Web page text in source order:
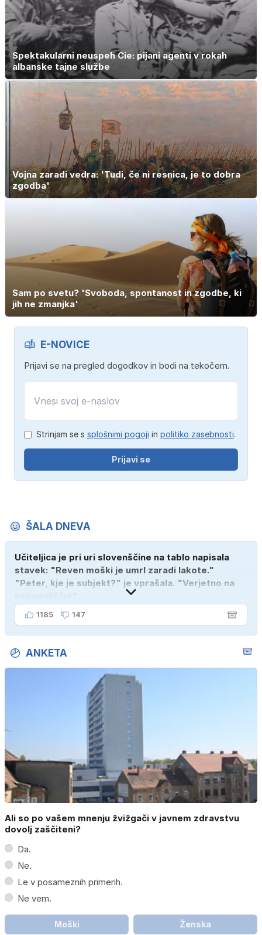
Spektakularni neuspeh Cie: pijani agenti v rokah
albanske tajne službe
Vojna zaradi vedra: 'Tudi, če ni resnica, je to dobra
zgodba'
Sam po svetu? 'Svoboda, spontanost in zgodbe, ki
jih ne zmanjka'
E-NOVICE
Prijavi se na pregled dogodkov in bodi na tekočem.
Strinjam se s splošnimi pogoji in politiko zasebnosti.
Prijavi se
ŠALA DNEVA
Učiteljica je pri uri slovenščine na tablo napisala
stavek: "Reven moški je umrl zaradi lakote."
"Peter, kje je subjekt?" je vprašala. "Verjetno na
1185 147
ANKETA
Ali so po vašem mnenju žvižgači v javnem zdravstvu
dovolj zaščiteni?
Da.
Ne.
Le v posameznih primerih.
Ne vem.
Moški Ženska